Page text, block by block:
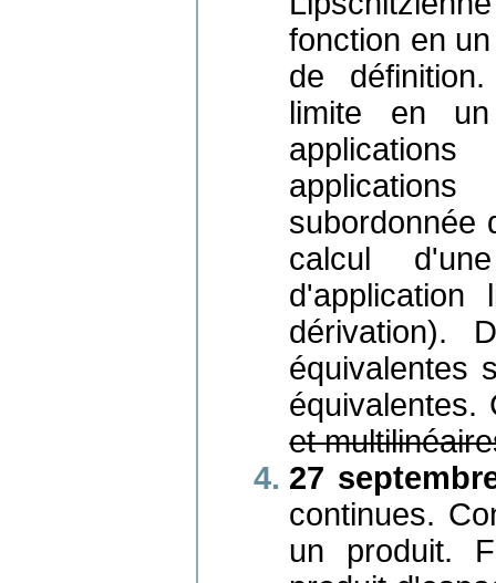
fonction en
de
limite en
subordonnée
calcul
d'application
dérivation).
équivalentes
équivalentes.
et
27
continues.
un produit.